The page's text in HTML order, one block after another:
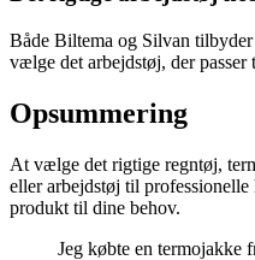
Både Biltema og Silvan
vælge det arbejdstøj, der passer
Opsummering
At vælge det rigtige regntøj,
eller arbejdstøj til
produkt til dine behov.
Jeg købte en termojakke